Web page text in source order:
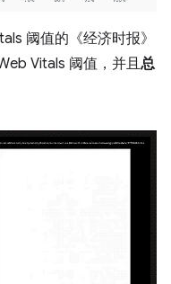
阈值的《经济时报》
Vitals 阈值，并且 总